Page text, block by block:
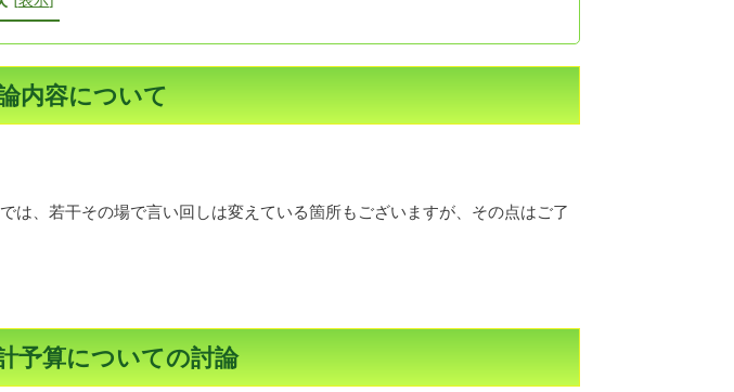
内容について
は、若干その場で言い回しは変えている箇所もございますが、その点はご了
予算についての討論